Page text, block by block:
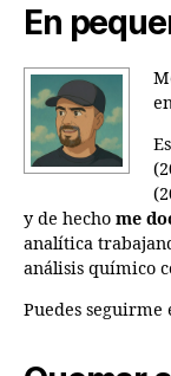
En
y de hecho me
analítica
análisis químico
Puedes seguirme